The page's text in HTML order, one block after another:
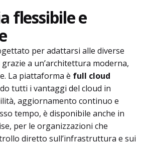
flessibile e
per adattarsi alle diverse
a un’architettura moderna,
La piattaforma è full cloud
tutti i vantaggi del cloud in
aggiornamento continuo e
tempo, è disponibile anche in
per le organizzazioni che
diretto sull’infrastruttura e sui